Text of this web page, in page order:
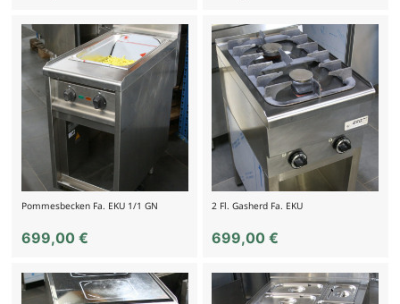
Pommesbecken Fa. EKU 1/1 GN
699,00 €
2 Fl. Gasherd Fa. EKU
699,00€